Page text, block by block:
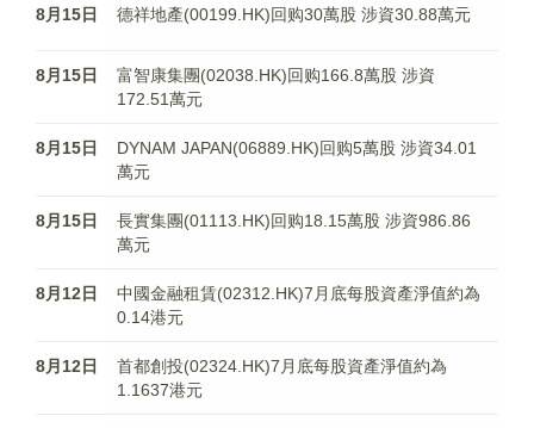
8月15日 德祥地產(00199.HK)回购30萬股 涉資30.88萬元
8月15日
富智康集團(02038.HK)回购166.8萬股 涉資
172.51萬元
8月15日
DYNAM JAPAN(06889.HK)回购5萬股 涉資34.01
萬元
8月15日
長實集團(01113.HK)回购18.15萬股 涉資986.86
萬元
8月12日
中國金融租賃(02312.HK)7月底每股資產淨值約為
0.14港元
8月12日
首都創投(02324.HK)7月底每股資產淨值約為
1.1637港元